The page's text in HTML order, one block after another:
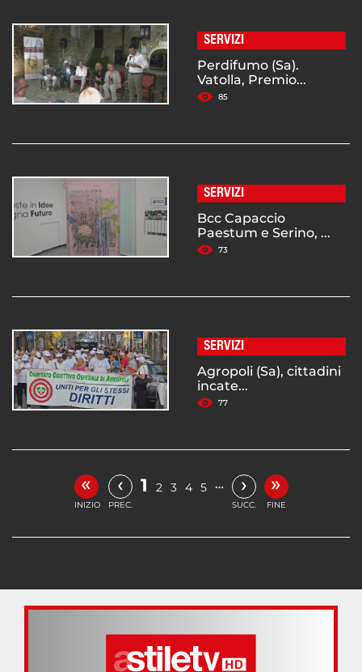
SERVIZI
Perdifumo (Sa).
Vatolla, Premio...
85
SERVIZI
Bcc Capaccio
Paestum e Serino, ...
73
SERVIZI
Agropoli (Sa), cittadini
incate...
77
«
INIZIO
‹
PREC.
1 2 3 4 5 … ›
SUCC.
»
FINE